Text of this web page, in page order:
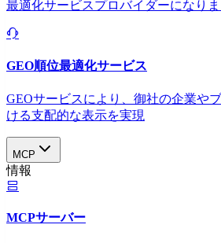
最適化サービスプロバイダーになりま
GEO順位最適化サービス
GEOサービスにより、御社の企業や
ける支配的な表示を実現​
MCP
情報
MCPサーバー